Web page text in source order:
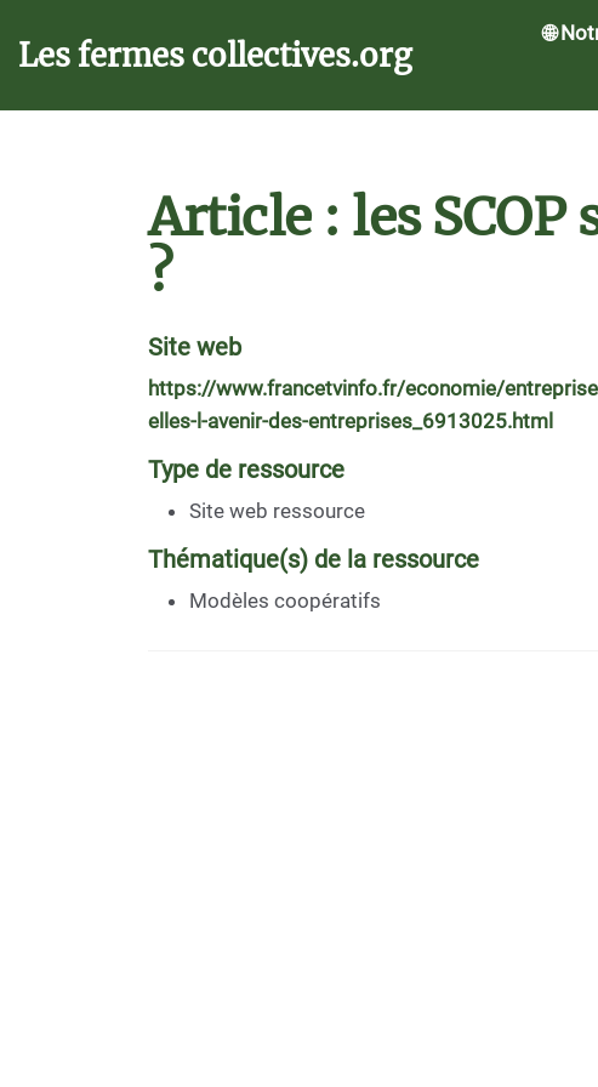
Les fermes collectives.org
🌐
Article : les
?
Site web
https://www.francetvinfo.fr/economie/
elles-l-avenir-des-entreprises_6913025.html
Type de ressource
Site web ressource
Thématique(s) de la ressource
Modèles coopératifs